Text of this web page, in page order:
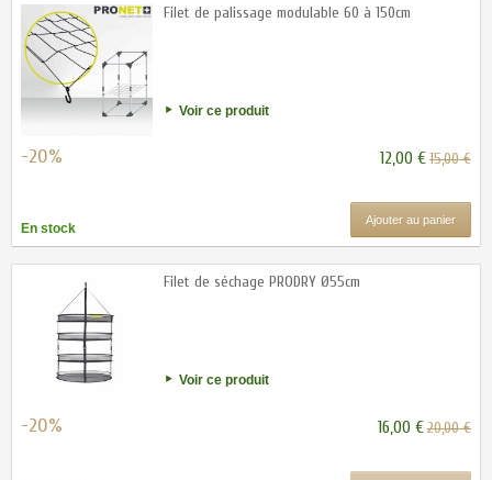
Filet de palissage modulable 60 à 150cm
Voir ce produit
-20% 12,00 €15,00 €
En stock
Ajouter au panier
Filet de séchage PRODRY Ø55cm
Voir ce produit
-20% 16,00 €20,00 €